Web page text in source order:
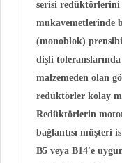
serisi redüktörlerini
mukavemetlerinde
(monoblok)
dişli
malzemeden olan
redüktörler kolay
Redüktörlerin
bağlantısı müşteri
B5 veya B14'e